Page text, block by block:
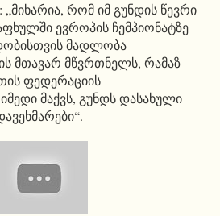
რომ იმ გუნდის წევრი
ევროპის ჩემპიონატზე
მადლობა
მთავარ მწვრთნელს, რამაზ
ფედერაციის
მაქვს, გუნდს დასახული